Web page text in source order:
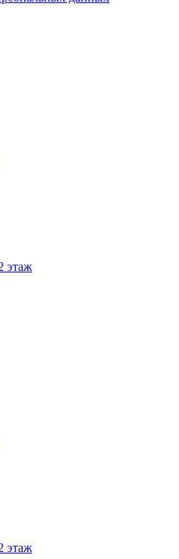
этаж
этаж